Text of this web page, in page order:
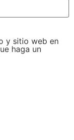
y sitio web en
haga un